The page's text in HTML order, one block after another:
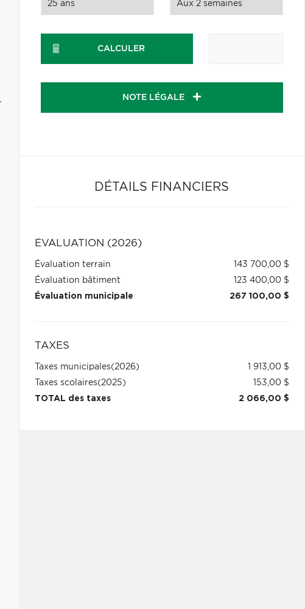
CALCULER
NOTE LÉGALE
DÉTAILS FINANCIERS
ÉVALUATION (2026)
Évaluation terrain
143 700,00 $
Évaluation bâtiment
123 400,00 $
Évaluation municipale
267 100,00 $
TAXES
Taxes municipales(2026)
1 913,00 $
Taxes scolaires(2025)
153,00 $
TOTAL des taxes
2 066,00 $